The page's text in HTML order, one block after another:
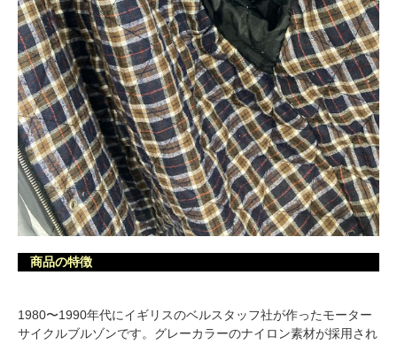
商品の特徴
1980〜1990年代にイギリスのベルスタッフ社が作ったモーター
サイクルブルゾンです。グレーカラーのナイロン素材が採用され